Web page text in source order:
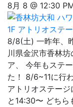
8月 8 @ 12:30
8/8(土) 一昨年、
川県金沢市香林
ア、 今年もステ
た！ 8/6~11に行
アトリオステー
と14:30〜 どちら